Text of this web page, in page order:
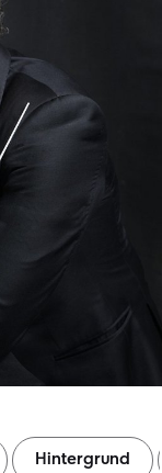
Hintergrund